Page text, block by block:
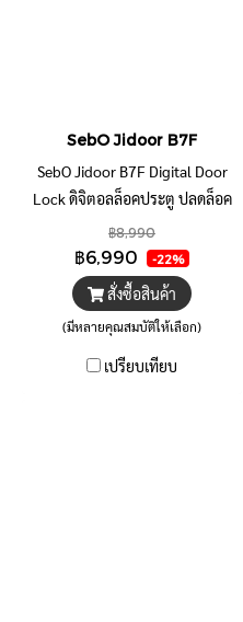
SebO Jidoor B7F
SebO Jidoor B7F Digital Door
Lock ดิจิตอลล็อคประตู ปลดล็อค
ด้วย ใบหน้า ลายนิ้วมือ รหัส บัตร
แอพ รีโมท กุญแจ ติดตั้งง่าย ไร้
สาย ประตูกระจกมีเฟรม
฿8,990
฿6,990 -22%
สั่งซื้อสินค้า
(มีหลายคุณสมบัติให้เลือก)
เปรียบเทียบ